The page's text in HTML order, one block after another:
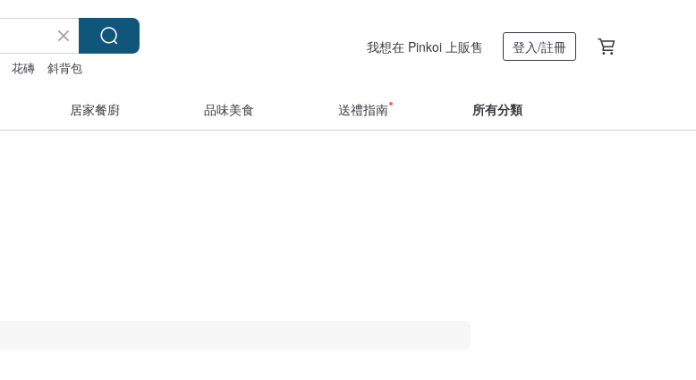
花磚 斜背包
我想在 Pinkoi 上販售 登入/註冊
居家餐廚 品味美食 送禮指南 所有分類